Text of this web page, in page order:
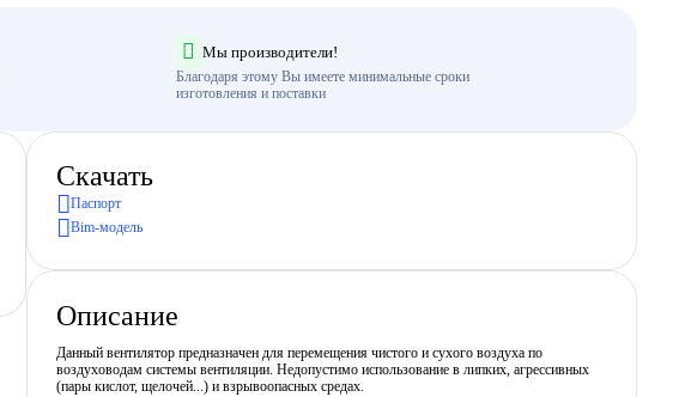
Мы производители!
Благодаря этому Вы имеете минимальные сроки
изготовления и поставки
Скачать
Паспорт
Bim-модель
Описание
Данный вентилятор предназначен для перемещения чистого и сухого воздуха по
воздуховодам системы вентиляции. Недопустимо использование в липких, агрессивных
(пары кислот, щелочей...) и взрывоопасных средах.